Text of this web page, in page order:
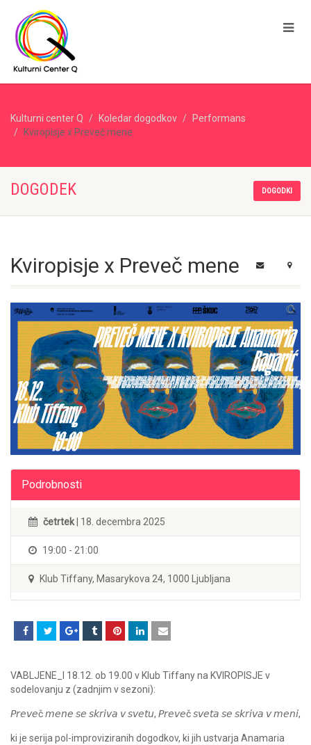
Kulturni center Q Koledar dogodkov
Performans
Kviropisje x Preveč mene
DOGODEK DOGODKI
Kviropisje x Preveč mene
Podrobnosti
četrtek | 18. decembra 2025
19:00 - 21:00
Klub Tiffany, Masarykova 24, 1000 Ljubljana
VABLJENE_I 18.12. ob 19.00 v Klub Tiffany na KVIROPISJE v
sodelovanju z (zadnjim v sezoni):
𝘗𝘳𝘦𝘷𝘦č 𝘮𝘦𝘯𝘦 𝘴𝘦 𝘴𝘬𝘳𝘪𝘷𝘢 𝘷 𝘴𝘷𝘦𝘵𝘶, 𝘗𝘳𝘦𝘷𝘦č 𝘴𝘷𝘦𝘵𝘢 𝘴𝘦 𝘴𝘬𝘳𝘪𝘷𝘢 𝘷 𝘮𝘦𝘯𝘪,
ki je serija pol-improviziranih dogodkov, ki jih ustvarja Anamaria